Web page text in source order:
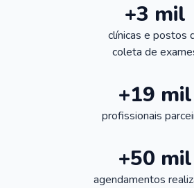
+3 mil
clínicas e postos
coleta de
+19 mil
profissionais
+50 mil
agendamentos